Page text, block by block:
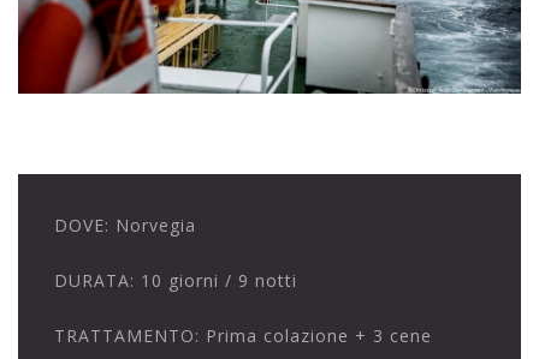
DOVE: Norvegia
DURATA: 10 giorni / 9 notti
TRATTAMENTO: Prima colazione + 3 cene